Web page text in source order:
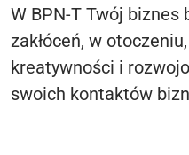
W BPN-T Twój biznes
zakłóceń, w
kreatywności i
swoich kontaktów